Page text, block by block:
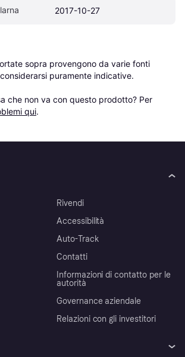
2017-10-27
sopra provengono da varie fonti
puramente indicative.
che non va con questo prodotto? Per
qui.
Rivendi
Accessibilità
Auto-Track
Contatti
Informazioni di contatto per le
autorità
Governance aziendale
Relazioni con gli investitori